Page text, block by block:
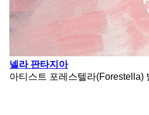
넬라 판타지아
아티스트 포레스텔라(Forestella)